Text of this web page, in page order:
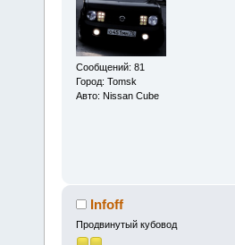
Сообщений: 81
Город: Tomsk
Авто: Nissan Cube
Infoff
Продвинутый кубовод